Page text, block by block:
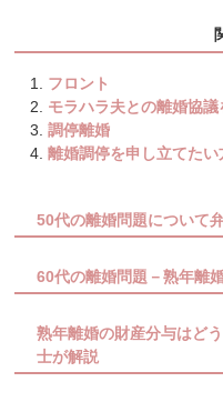
フロント
モラハラ夫との離婚協
調停離婚
離婚調停を申し立てたい
50代の離婚問題について
60代の離婚問題－熟年離
熟年離婚の財産分与はど
士が解説